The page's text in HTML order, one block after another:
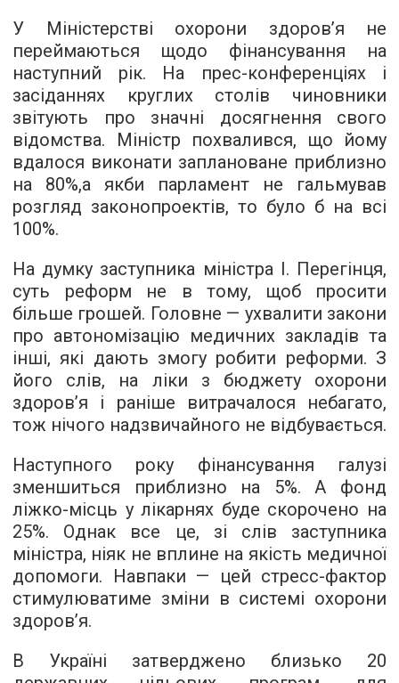
У Міністерстві охорони здоров’я не
переймаються щодо фінансування на
наступний рік. На прес-конференціях і
засіданнях круглих столів чиновники
звітують про значні досягнення свого
відомства. Міністр похвалився, що йому
вдалося виконати заплановане приблизно
на 80%,а якби парламент не гальмував
розгляд законопроектів, то було б на всі
100%.
На думку заступника міністра І. Перегінця,
суть реформ не в тому, щоб просити
більше грошей. Головне — ухвалити закони
про автономізацію медичних закладів та
інші, які дають змогу робити реформи. З
його слів, на ліки з бюджету охорони
здоров’я і раніше витрачалося небагато,
тож нічого надзвичайного не відбувається.
Наступного року фінансування галузі
зменшиться приблизно на 5%. А фонд
ліжко-місць у лікарнях буде скорочено на
25%. Однак все це, зі слів заступника
міністра, ніяк не вплине на якість медичної
допомоги. Навпаки — цей стресс-фактор
стимулюватиме зміни в системі охорони
здоров’я.
В Україні затверджено близько 20